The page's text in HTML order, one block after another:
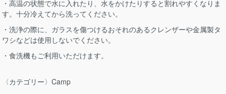
・高温の状態で水に入れたり、水をかけたりすると割れやすくなりま
す。十分冷えてから洗ってください。
・洗浄の際に、ガラスを傷つけるおそれのあるクレンザーや金属製タ
ワシなどは使用しないでください。
・食洗機もご利用いただけます。
〈カテゴリー〉Camp